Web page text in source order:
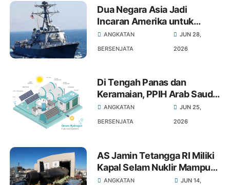
Dua Negara Asia Jadi
Incaran Amerika untuk
Bangun Kapal Perang
ANGKATAN
BERSENJATA
JUN 28,
2026
Di Tengah Panas dan
Keramaian, PPIH Arab Saudi
Siap Berangkat ke Armuzna
ANGKATAN
BERSENJATA
JUN 25,
2026
AS Jamin Tetangga RI Miliki
Kapal Selam Nuklir Mampu
Menembak Seribu Kilometer
ANGKATAN
JUN 14,